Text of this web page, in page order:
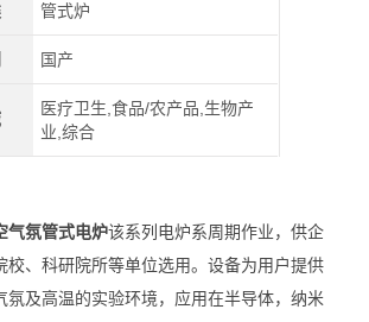
管式炉
国产
医疗卫生,食品/农产品,生物产
业,综合
气氛管式电炉该系列电炉系周期作业，供企
校、科研院所等单位选用。设备为用户提供
氛及高温的实验环境，应用在半导体，纳米